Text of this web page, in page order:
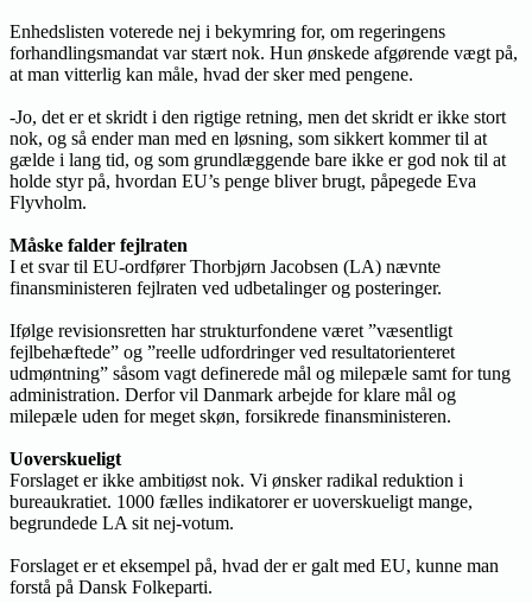
Enhedslisten voterede nej i bekymring for, om regeringens
forhandlingsmandat var stært nok. Hun ønskede afgørende vægt på,
at man vitterlig kan måle, hvad der sker med pengene.
-Jo, det er et skridt i den rigtige retning, men det skridt er ikke stort
nok, og så ender man med en løsning, som sikkert kommer til at
gælde i lang tid, og som grundlæggende bare ikke er god nok til at
holde styr på, hvordan EU’s penge bliver brugt, påpegede Eva
Flyvholm.
Måske falder fejlraten
I et svar til EU-ordfører Thorbjørn Jacobsen (LA) nævnte
finansministeren fejlraten ved udbetalinger og posteringer.
Ifølge revisionsretten har strukturfondene været ”væsentligt
fejlbehæftede” og ”reelle udfordringer ved resultatorienteret
udmøntning” såsom vagt definerede mål og milepæle samt for tung
administration. Derfor vil Danmark arbejde for klare mål og
milepæle uden for meget skøn, forsikrede finansministeren.
Uoverskueligt
Forslaget er ikke ambitiøst nok. Vi ønsker radikal reduktion i
bureaukratiet. 1000 fælles indikatorer er uoverskueligt mange,
begrundede LA sit nej-votum.
Forslaget er et eksempel på, hvad der er galt med EU, kunne man
forstå på Dansk Folkeparti.